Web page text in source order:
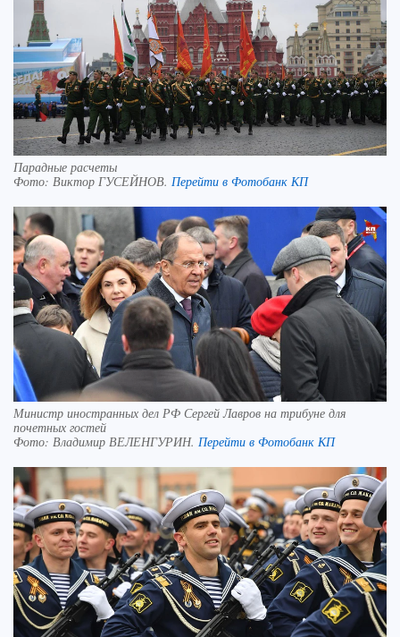
Парадные расчеты
Фото: Виктор ГУСЕЙНОВ. Перейти в Фотобанк КП
Министр иностранных дел РФ Сергей Лавров на трибуне для
почетных гостей
Фото: Владимир ВЕЛЕНГУРИН. Перейти в Фотобанк КП